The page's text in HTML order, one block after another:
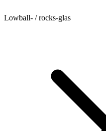
Lowball- / rocks-glas